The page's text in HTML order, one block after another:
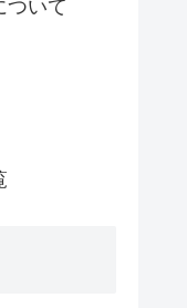
ついて